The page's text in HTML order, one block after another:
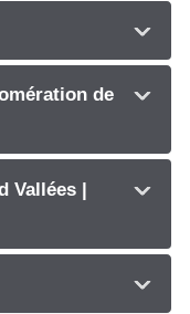
de
Vallées |